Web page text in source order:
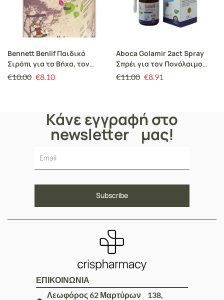
Bennett Benlif Παιδικό
Σιρόπι για το Βήχα, τον
Πονόλαιμο & την Καταρροή
€10.00 €8.10
Aboca Golamir 2act Spray
Σπρέι για τον Πονόλαιμο
Χωρίς Αλκοόλ για Ενήλικες &
€11.00 €8.91
Κάνε εγγραφή στο
newsletter μας!
ΕΠΙΚΟΙΝΩΝΙΑ
Λεωφόρος 62 Μαρτύρων 138,